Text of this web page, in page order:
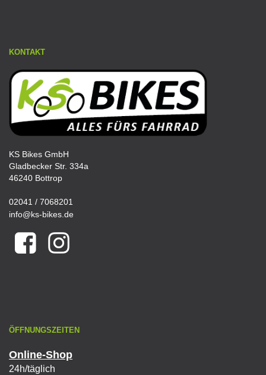
KONTAKT
KS Bikes GmbH
Gladbecker Str. 334a
46240 Bottrop
02041 / 7068201
info@ks-bikes.de
ÖFFNUNGSZEITEN
Online-Shop
24h/täglich